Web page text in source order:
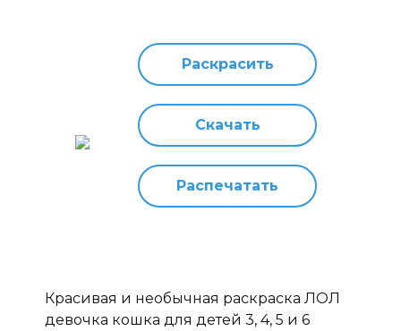
Раскрасить
Скачать
Распечатать
Красивая и необычная раскраска ЛОЛ
девочка кошка для детей 3, 4, 5 и 6